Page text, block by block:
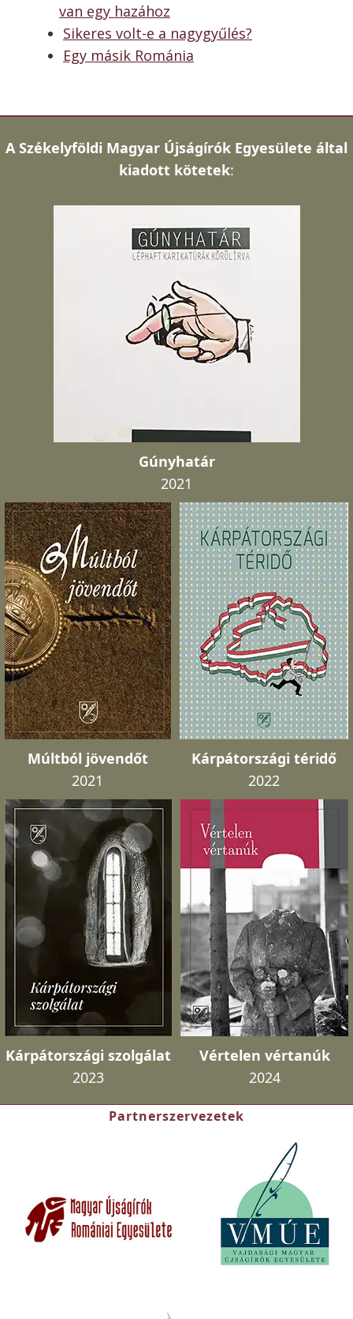
van egy hazához
Sikeres volt-e a nagygyűlés?
Egy másik Románia
A Székelyföldi Magyar Újságírók Egyesülete által
kiadott kötetek:
Gúnyhatár
2021
Múltból jövendőt
2021
Kárpátországi téridő
2022
Kárpátországi szolgálat
2023
Vértelen vértanúk
2024
Partnerszervezetek